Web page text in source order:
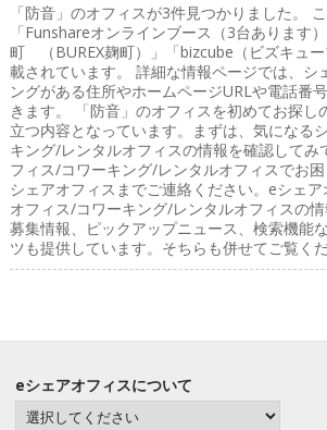
「防音」のオフィスが3件見つかりました。
「Funshareオンラインブース（3台あります
町 （BUREX麹町）」「bizcube（ビズキュ
載されています。 詳細な情報ページでは、シ
ングがある住所やホームページURLや電話番
きます。 「防音」のオフィスを初めてお探し
立つ内容となっています。まずは、気になる
キング/レンタルオフィスの情報を確認してみ
フィス/コワーキング/レンタルオフィスでお
シェアオフィスまでご連絡ください。eシェ
オフィス/コワーキング/レンタルオフィスの
募集情報、ピックアップニュース、検索機能
ツも提供しています。そちらも併せてご覧くだ
eシェアオフィスについて